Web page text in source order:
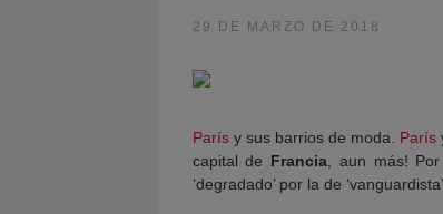
29 DE MARZO DE 2018
Parísy sus barrios de moda. París
capital de Francia , aun más!
‘degradado’ por la de